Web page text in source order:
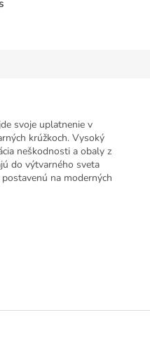
svoje uplatnenie v
krúžkoch. Vysoký
neškodnosti a obaly z
do výtvarného sveta
na moderných